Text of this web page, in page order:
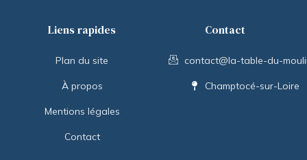
Liens rapides
Plan du site
À propos
Mentions légales
Contact
Contact
contact@la-table-du-
Champtocé-sur-Loire